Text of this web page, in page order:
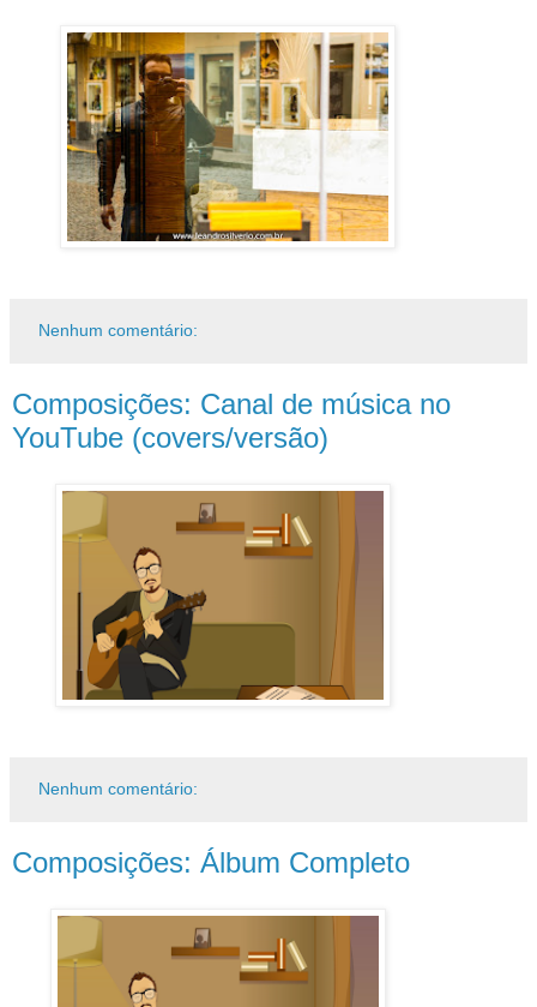
Nenhum comentário:
Composições: Canal de música no
YouTube (covers/versão)
Nenhum comentário:
Composições: Álbum Completo